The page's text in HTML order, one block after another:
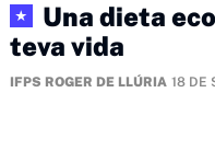
★
Una dieta
teva vida
IFPS ROGER DE LLÚRIA 18 DE